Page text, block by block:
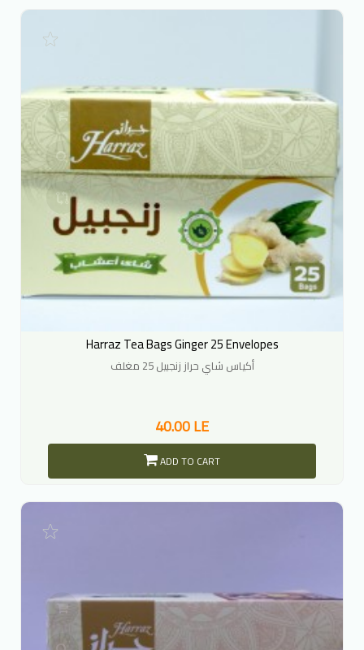
Harraz Tea Bags Ginger 25 Envelopes
أكياس شاي حراز زنجبيل 25 مغلف
40.00 LE
ADD TO CART